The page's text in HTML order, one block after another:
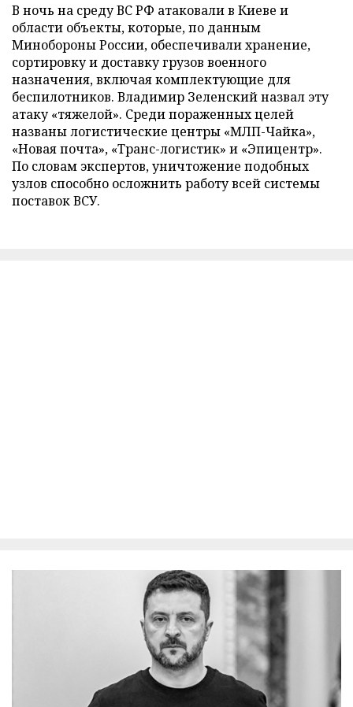
В ночь на среду ВС РФ атаковали в Киеве и
области объекты, которые, по данным
Минобороны России, обеспечивали хранение,
сортировку и доставку грузов военного
назначения, включая комплектующие для
беспилотников. Владимир Зеленский назвал эту
атаку «тяжелой». Среди пораженных целей
названы логистические центры «МЛП-Чайка»,
«Новая почта», «Транс-логистик» и «Эпицентр».
По словам экспертов, уничтожение подобных
узлов способно осложнить работу всей системы
поставок ВСУ.